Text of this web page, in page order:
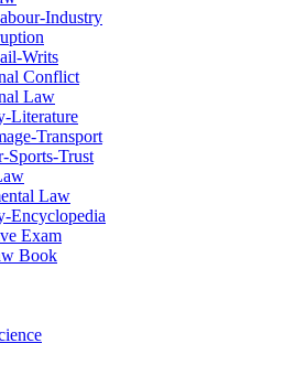
Industry
Writs
Conflict
Law
Literature
Transport
Sports-Trust
Law
Encyclopedia
Exam
Book